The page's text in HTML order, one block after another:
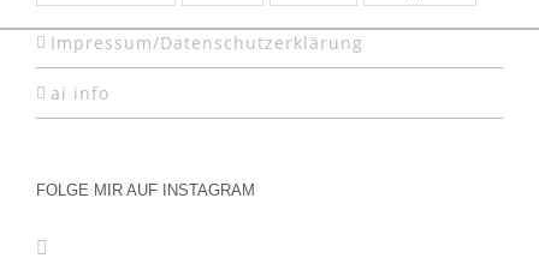
Impressum/Datenschutzerklärung
ai info
FOLGE MIR AUF INSTAGRAM